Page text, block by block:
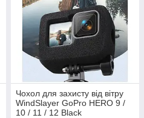
Чохол для захисту від вітру
WindSlayer GoPro HERO 9 /
10 / 11 / 12 Black